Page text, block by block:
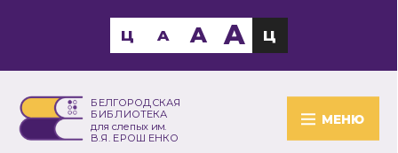
БЕЛГОРОДСКАЯ
БИБЛИОТЕКА
для слепых им.
В.Я. ЕРОШЕНКО
МЕНЮ
Ц A A A Ц